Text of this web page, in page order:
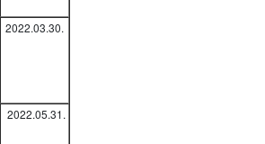
2022.03.30.
2022.05.31.